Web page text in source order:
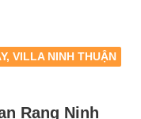
VILLA NINH THUẬN
Rang Ninh